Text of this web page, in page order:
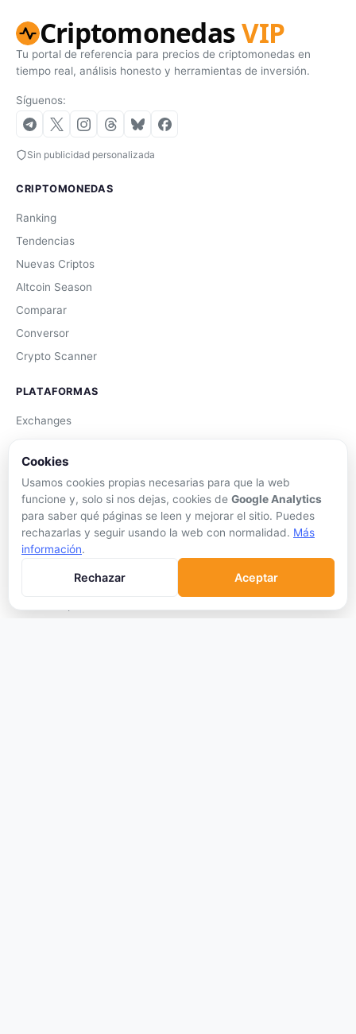
CriptomonedasVIP
Tu portal de referencia para precios de criptomonedas en
tiempo real, análisis honesto y herramientas de inversión.
Síguenos:
Sin publicidad personalizada
CRIPTOMONEDAS
Ranking
Tendencias
Nuevas Criptos
Altcoin Season
Comparar
Conversor
Crypto Scanner
PLATAFORMAS
Exchanges
Exchanges DEX
Comparar Comisiones
Blockchains
Hardware Wallets
Software Wallets
Mejor Wallet
Cookies
Usamos cookies propias necesarias para que la web
funcione y, solo si nos dejas, cookies de Google Analytics
para saber qué páginas se leen y mejorar el sitio. Puedes
rechazarlas y seguir usando la web con normalidad. Más
información.
Rechazar Aceptar